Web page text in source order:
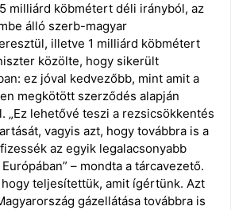
milliárd köbmétert déli irányból, az
álló szerb-magyar
illetve 1 milliárd köbmétert
közölte, hogy sikerült
ez jóval kedvezőbb, mint amit a
megkötött szerződés alapján
„Ez lehetővé teszi a rezsicsökkentés
vagyis azt, hogy továbbra is a
az egyik legalacsonyabb
– mondta a tárcavezető.
teljesítettük, amit ígértünk. Azt
gázellátása továbbra is